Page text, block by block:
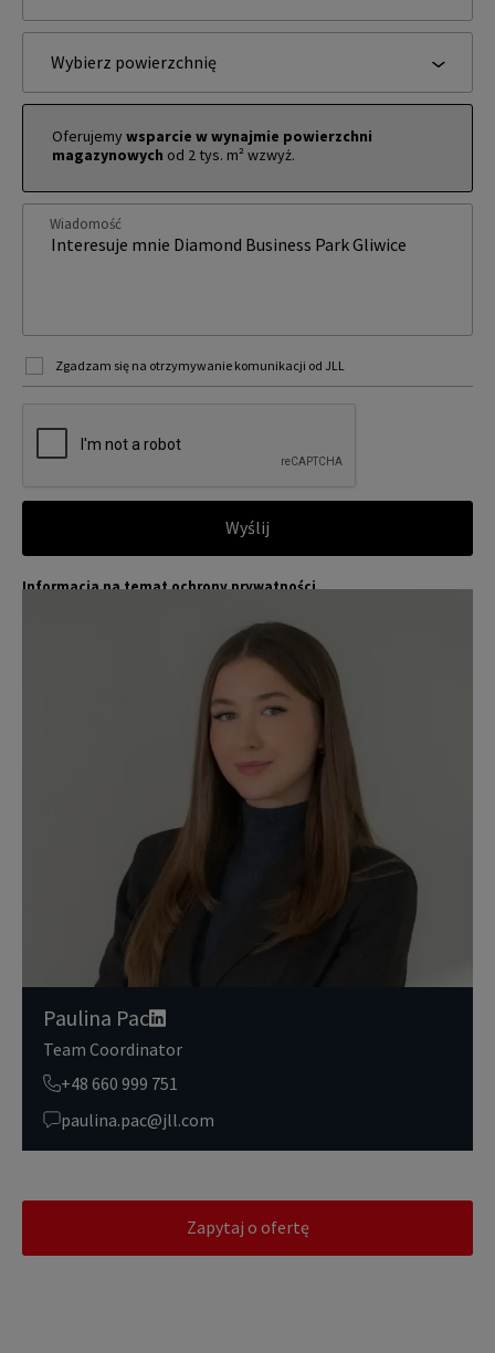
Wybierz powierzchnię
Oferujemywsparcie w wynajmie powierzchni
magazynowych od 2 tys. m² wzwyż.
Wiadomość
Zgadzam się na otrzymywanie komunikacji od JLL
Wyślij
Informacja na temat ochrony prywatności
iązanymi jest wiodącym globalnym dostawcą usług w zakresie zar
ządzania nieruchomościami i inwestycjami. Poważnie traktujemy
obowiązek ochrony przekazywanych nam danych osobowych.
Dane osobowe, które zbieramy od użytkowników, służą do zapew
nienia im dostępu do portalu magazyny.pl, umożliwienia im korzy
stania z portalu, a także, za ich zgodą, do wysyłania im komunika
Dokładamy wszelkich starań, aby dane osobowe były bezpieczne,
zapewniamy odpowiedni poziom ich ochrony i przechowujemy je
tylko przez czas niezbędny do realizacji zapytania z uzasadnionyc
h powodów biznesowych lub prawnych. Następnie usuwamy je w s
posób bezpieczny i pewny. Aby uzyskać więcej informacji na temat
danych osobowych przetwarzanych przez JLL, prosimy zapoznać
zasadami ochrony prywatności.
Paulina Pac
Team Coordinator
+48 660 999 751
paulina.pac@jll.com
Zapytaj o ofertę